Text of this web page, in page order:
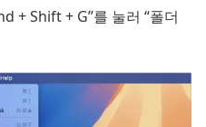
+ Shift + G”를 눌러 “폴더